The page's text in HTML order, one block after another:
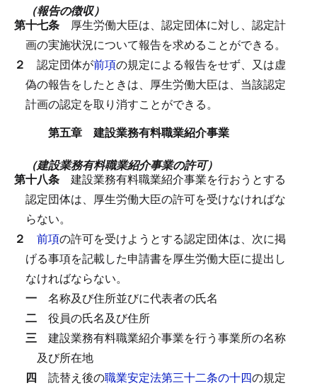
（報告の徴収）
第十七条 厚生労働大臣は、認定団体に対し、認定計
画の実施状況について報告を求めることができる。
２ 認定団体が前項の規定による報告をせず、又は虚
偽の報告をしたときは、厚生労働大臣は、当該認定
計画の認定を取り消すことができる。
第五章 建設業務有料職業紹介事業
（建設業務有料職業紹介事業の許可）
第十八条 建設業務有料職業紹介事業を行おうとする
認定団体は、厚生労働大臣の許可を受けなければな
らない。
２ 前項の許可を受けようとする認定団体は、次に掲
げる事項を記載した申請書を厚生労働大臣に提出し
なければならない。
一 名称及び住所並びに代表者の氏名
二 役員の氏名及び住所
三 建設業務有料職業紹介事業を行う事業所の名称
及び所在地
四 読替え後の職業安定法第三十二条の十四の規定